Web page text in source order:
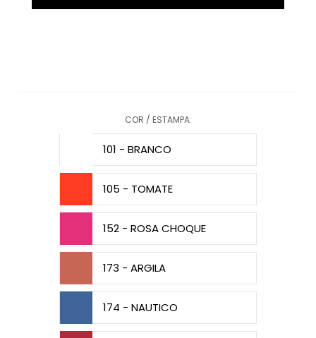
COR / ESTAMPA:
101 - BRANCO
105 - TOMATE
152 - ROSA CHOQUE
173 - ARGILA
174 - NAUTICO